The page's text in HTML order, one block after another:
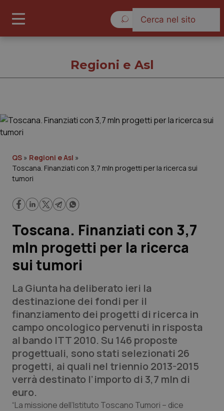
Governo e Parlamento
Regioni e Asl
Lavoro e Professioni
Scienza e Farmaci
Studi e Analisi
Lettere al direttore
Edizioni Regionali
QS Pro
Professionisti Sanitari.AI
Abruzzo
QS Pro Gold
Regioni e Asl
QS » Regioni e Asl »
Toscana. Finanziati con 3,7 mln progetti per la ricerca sui
tumori
Toscana. Finanziati con 3,7
mln progetti per la ricerca
sui tumori
La Giunta ha deliberato ieri la
destinazione dei fondi per il
finanziamento dei progetti di ricerca in
campo oncologico pervenuti in risposta
al bando ITT 2010. Su 146 proposte
progettuali, sono stati selezionati 26
progetti, ai quali nel triennio 2013-2015
verrà destinato l’importo di 3,7 mln di
euro.
“La missione dell’Istituto Toscano Tumori – dice